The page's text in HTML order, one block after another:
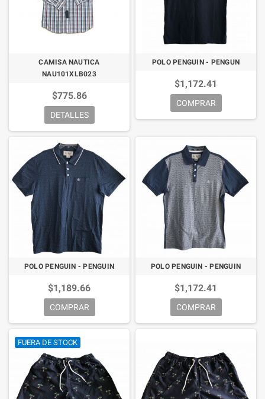
CAMISA NAUTICA
NAU101XLB023
$775.86
DETALLES
POLO PENGUIN - PENGUN
$1,172.41
COMPRAR
POLO PENGUIN - PENGUIN
$1,189.66
COMPRAR
POLO PENGUIN - PENGUIN
$1,172.41
COMPRAR
FUERA DE STOCK